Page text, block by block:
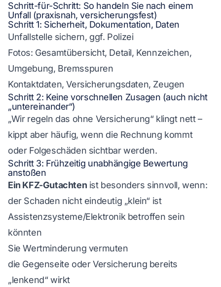
Schritt-für-Schritt: So handeln Sie nach einem
Unfall (praxisnah, versicherungsfest)
Schritt 1: Sicherheit, Dokumentation, Daten
Unfallstelle sichern, ggf. Polizei
Fotos: Gesamtübersicht, Detail, Kennzeichen,
Umgebung, Bremsspuren
Kontaktdaten, Versicherungsdaten, Zeugen
Schritt 2: Keine vorschnellen Zusagen (auch nicht
„untereinander“)
„Wir regeln das ohne Versicherung“ klingt nett –
kippt aber häufig, wenn die Rechnung kommt
oder Folgeschäden sichtbar werden.
Schritt 3: Frühzeitig unabhängige Bewertung
anstoßen
Ein KFZ-Gutachten ist besonders sinnvoll, wenn:
der Schaden nicht eindeutig „klein“ ist
Assistenzsysteme/Elektronik betroffen sein
könnten
Sie Wertminderung vermuten
die Gegenseite oder Versicherung bereits
„lenkend“ wirkt